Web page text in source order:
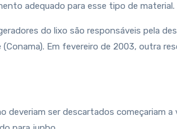
adequado para esse tipo de material.
do lixo são responsáveis pela
Em fevereiro de 2003, outra
ser descartados começariam a